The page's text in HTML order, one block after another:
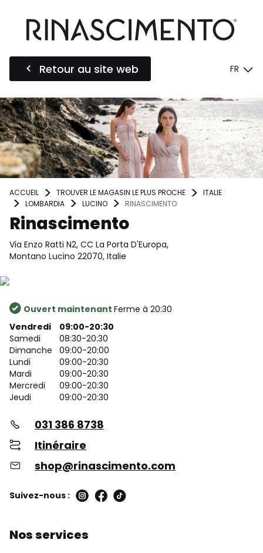
Retour au site web FR
ACCUEIL TROUVER LE MAGASIN LE PLUS PROCHE
ITALIE
LOMBARDIA
LUCINO RINASCIMENTO
Rinascimento
Via Enzo Ratti N2, CC La Porta D'Europa,
Montano Lucino 22070, Italie
Ouvert maintenant Ferme à 20:30
Vendredi
09:00-20:30
Samedi
08:30-20:30
Dimanche
09:00-20:00
Lundi
09:00-20:30
Mardi
09:00-20:30
Mercredi
09:00-20:30
Jeudi
09:00-20:30
031 386 8738
Itinéraire
shop@rinascimento.com
Suivez-nous :
Nos services